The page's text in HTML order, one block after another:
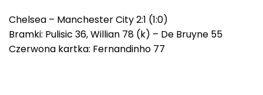
Chelsea – Manchester City 2:1 (1:0)
Bramki: Pulisic 36, Willian 78 (k) – De Bruyne 55
Czerwona kartka: Fernandinho 77